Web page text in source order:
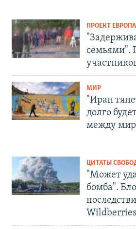
ПРОЕКТ ЕВРОПА
семьями".
МИР
"Иран
долго
между
ЦИТАТЫ
"Может
бомба".
Wildberries